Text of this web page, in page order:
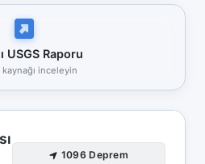
USGS Raporu
inceleyin
1096 Deprem